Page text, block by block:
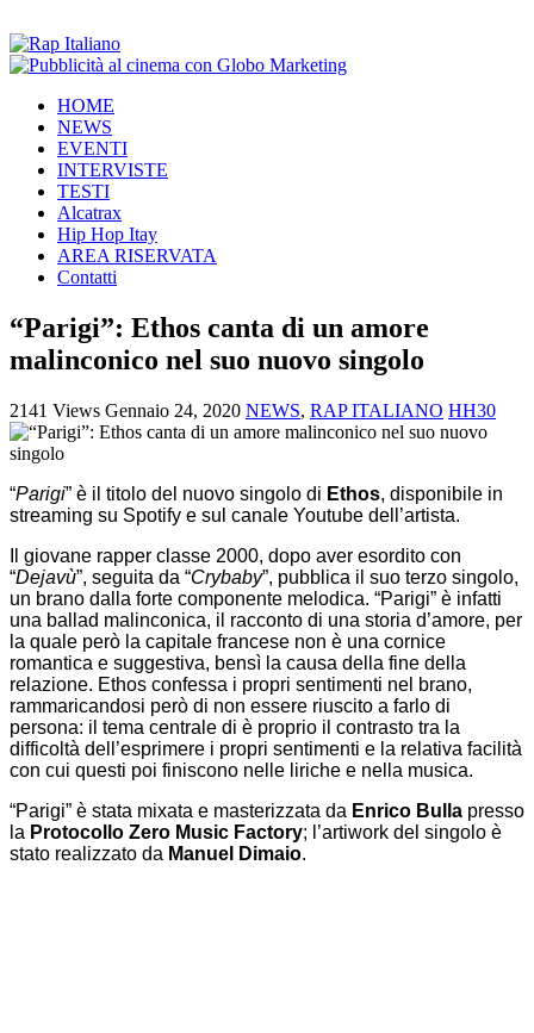
HOME
NEWS
EVENTI
INTERVISTE
TESTI
Alcatrax
Hip Hop Itay
AREA RISERVATA
Contatti
“Parigi”: Ethos canta di un amore
malinconico nel suo nuovo singolo
2141 Views Gennaio 24, 2020 NEWS, RAP ITALIANO HH30
“Parigi” è il titolo del nuovo singolo di Ethos, disponibile in
streaming su Spotify e sul canale Youtube dell’artista.
Il giovane rapper classe 2000, dopo aver esordito con
“Dejavù”, seguita da “Crybaby”, pubblica il suo terzo singolo,
un brano dalla forte componente melodica. “Parigi” è infatti
una ballad malinconica, il racconto di una storia d’amore, per
la quale però la capitale francese non è una cornice
romantica e suggestiva, bensì la causa della fine della
relazione. Ethos confessa i propri sentimenti nel brano,
rammaricandosi però di non essere riuscito a farlo di
persona: il tema centrale di è proprio il contrasto tra la
difficoltà dell’esprimere i propri sentimenti e la relativa facilità
con cui questi poi finiscono nelle liriche e nella musica.
“Parigi” è stata mixata e masterizzata da Enrico Bulla presso
la Protocollo Zero Music Factory; l’artiwork del singolo è
stato realizzato da Manuel Dimaio.